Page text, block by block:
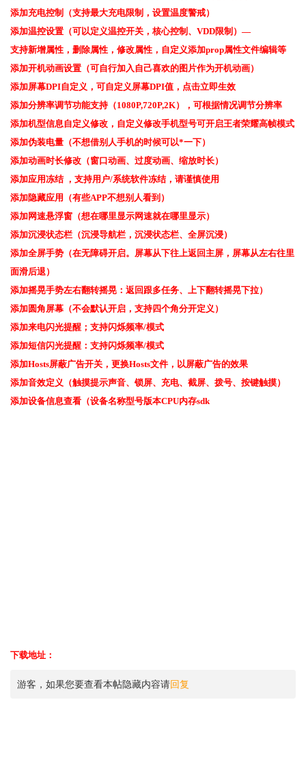
添加充电控制（支持最大充电限制，设置温度警戒）
添加温控设置（可以定义温控开关，核心控制、VDD限制）—
支持新增属性，删除属性，修改属性，自定义添加prop属性文件编辑等
添加开机动画设置（可自行加入自己喜欢的图片作为开机动画）
添加屏幕DPI自定义，可自定义屏幕DPI值，点击立即生效
添加分辨率调节功能支持（1080P,720P,2K），可根据情况调节分辨率
添加机型信息自定义修改，自定义修改手机型号可开启王者荣耀高帧模式
添加伪装电量（不想借别人手机的时候可以*一下）
添加动画时长修改（窗口动画、过度动画、缩放时长）
添加应用冻结 ，支持用户/系统软件冻结，请谨慎使用
添加隐藏应用（有些APP不想别人看到）
添加网速悬浮窗（想在哪里显示网速就在哪里显示）
添加沉浸状态栏（沉浸导航栏，沉浸状态栏、全屏沉浸）
添加全屏手势（在无障碍开启。屏幕从下往上返回主屏，屏幕从左右往里
面滑后退）
添加摇晃手势左右翻转摇晃：返回跟多任务、上下翻转摇晃下拉）
添加圆角屏幕（不会默认开启，支持四个角分开定义）
添加来电闪光提醒；支持闪烁频率/模式
添加短信闪光提醒：支持闪烁频率/模式
添加Hosts屏蔽广告开关，更换Hosts文件，以屏蔽广告的效果
添加音效定义（触摸提示声音、锁屏、充电、截屏、拨号、按键触摸）
添加设备信息查看（设备名称型号版本CPU内存sdk
下载地址：
游客，如果您要查看本帖隐藏内容请回复